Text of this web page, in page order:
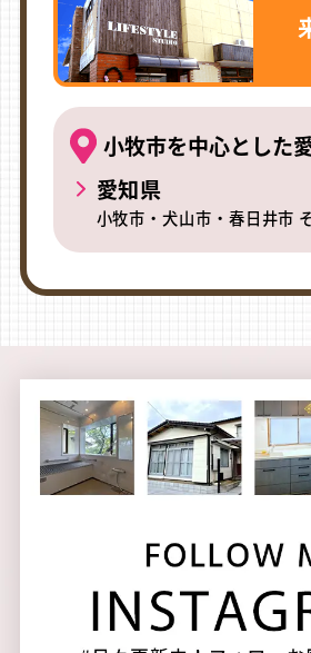
小牧市を中心とした
愛知県
小牧市・犬山市・春日井市